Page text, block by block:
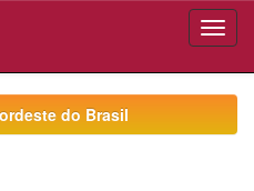
do Brasil